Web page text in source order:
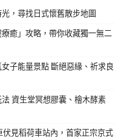
，尋找日式懷舊散步地圖
癒」攻略，帶你收藏獨一無二
子能量景點 斷絕惡緣、祈求良
資生堂冥想膠囊、檜木酵素
見稻荷車站內，首家正宗京式